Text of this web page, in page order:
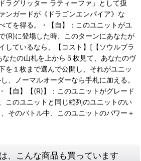
ラグリッター ラティーファ」として扱
ンガードが《ドラゴンエンパイア》な
てを得る。・【自】：このユニットがユ
(R)に登場した時、このターンにあなたが
しているなら、【コスト】[【ソウルブラ
たの山札を上から５枚見て、あなたのヴ
を１枚まで選んで公開し、それがユニッ
、ノーマルオーダーなら手札に加える。
【自】【(R)】：このユニットがグレード
このユニットと同じ縦列のユニットのい
そのバトル中、このユニットのパワー＋
、こんな商品も買っています